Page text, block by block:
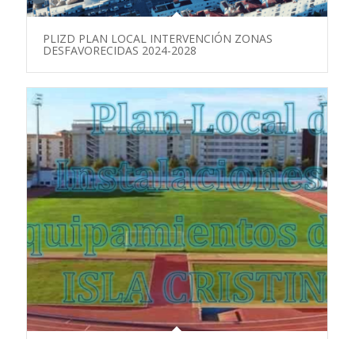
PLIZD PLAN LOCAL INTERVENCIÓN ZONAS
DESFAVORECIDAS 2024-2028